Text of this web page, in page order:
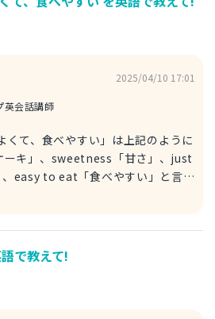
とんど～でない、少しも～ない、
書類 tall （背が）高い desk 机
英会話講師
2025/04/10 17:01
くて、食べやすい」は上記のように
easy to eat「食べやすい」と言い
It is a piece of cake. こんな
で教えて!